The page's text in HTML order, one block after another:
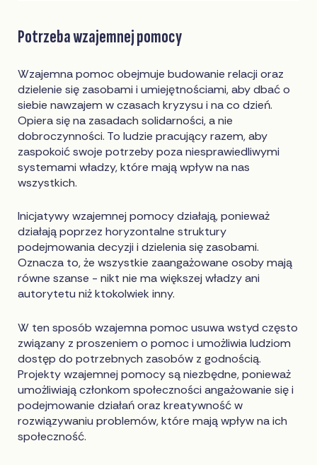
Potrzeba wzajemnej pomocy
Wzajemna pomoc obejmuje budowanie relacji oraz
dzielenie się zasobami i umiejętnościami, aby dbać o
siebie nawzajem w czasach kryzysu i na co dzień.
Opiera się na zasadach solidarności, a nie
dobroczynności. To ludzie pracujący razem, aby
zaspokoić swoje potrzeby poza niesprawiedliwymi
systemami władzy, które mają wpływ na nas
wszystkich.
Inicjatywy wzajemnej pomocy działają, ponieważ
działają poprzez horyzontalne struktury
podejmowania decyzji i dzielenia się zasobami.
Oznacza to, że wszystkie zaangażowane osoby mają
równe szanse - nikt nie ma większej władzy ani
autorytetu niż ktokolwiek inny.
W ten sposób wzajemna pomoc usuwa wstyd często
związany z proszeniem o pomoc i umożliwia ludziom
dostęp do potrzebnych zasobów z godnością.
Projekty wzajemnej pomocy są niezbędne, ponieważ
umożliwiają członkom społeczności angażowanie się i
podejmowanie działań oraz kreatywność w
rozwiązywaniu problemów, które mają wpływ na ich
społeczność.